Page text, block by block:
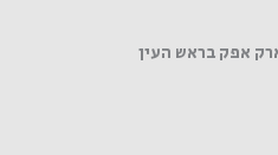
אפק בראש העין